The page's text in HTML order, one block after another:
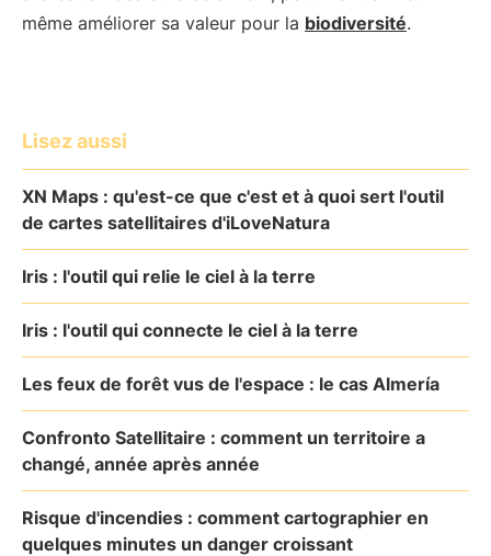
même améliorer sa valeur pour la biodiversité.
Lisez aussi
XN Maps : qu'est-ce que c'est et à quoi sert l'outil
de cartes satellitaires d'iLoveNatura
Iris : l'outil qui relie le ciel à la terre
Iris : l'outil qui connecte le ciel à la terre
Les feux de forêt vus de l'espace : le cas Almería
Confronto Satellitaire : comment un territoire a
changé, année après année
Risque d'incendies : comment cartographier en
quelques minutes un danger croissant